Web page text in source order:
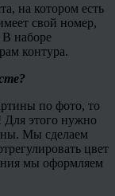
на котором есть
свой номер,
В наборе
контура.
по фото, то
Для этого нужно
Мы сделаем
цвет
мы оформляем